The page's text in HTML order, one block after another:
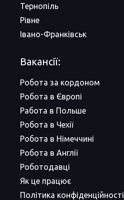
Тернопіль
Рівне
Івано-Франківськ
Вакансії:
Робота за кордоном
Робота в Європі
Работа в Польше
Робота в Чехії
Робота в Німеччині
Робота в Англії
Роботодавці
Як це працює
Політика конфіденційності